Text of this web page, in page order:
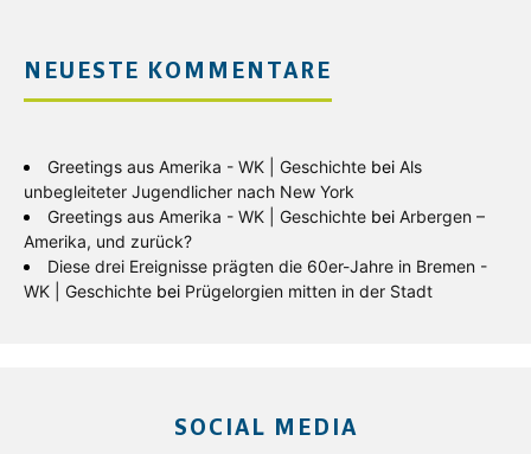
NEUESTE KOMMENTARE
Greetings aus Amerika - WK | Geschichte bei Als
unbegleiteter Jugendlicher nach New York
Greetings aus Amerika - WK | Geschichte bei Arbergen –
Amerika, und zurück?
Diese drei Ereignisse prägten die 60er-Jahre in Bremen -
WK | Geschichte bei Prügelorgien mitten in der Stadt
SOCIAL MEDIA